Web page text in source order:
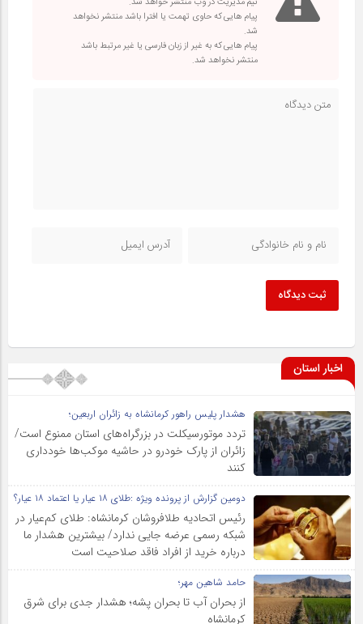
پیام هایی که حاوی تهمت یا افترا باشد منتشر نخواهد
شد.
پیام هایی که به غیر از زبان فارسی یا غیر مرتبط باشد
منتشر نخواهد شد.
ثبت دیدگاه
اخبار استان
هشدار پلیس راهور کرمانشاه به زائران اربعین؛
تردد موتورسیکلت در بزرگراه‌های استان ممنوع است/
زائران از پارک خودرو در حاشیه موکب‌ها خودداری
کنند
دومین گزارش از پرونده ویژه :طلای ۱۸ عیار یا اعتماد ۱۸ عیار؟
رئیس اتحادیه طلافروشان کرمانشاه: طلای کم‌عیار در
شبکه رسمی عرضه جایی ندارد/ بیشترین هشدار ما
درباره خرید از افراد فاقد صلاحیت است
حامد شاهین مهر؛
از بحران آب تا بحران پشه؛ هشدار جدی برای شرق
کرمانشاه